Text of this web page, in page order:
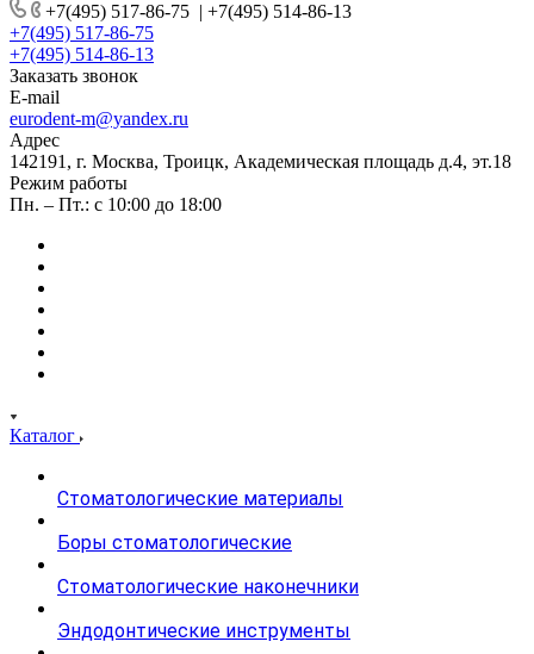
+7(495) 517-86-75 | +7(495) 514-86-13
+7(495) 517-86-75
+7(495) 514-86-13
Заказать звонок
E-mail
eurodent-m@yandex.ru
Адрес
142191, г. Москва, Троицк, Академическая площадь д.4, эт.18
Режим работы
Пн. – Пт.: с 10:00 до 18:00
Каталог
Стоматологические материалы
Боры стоматологические
Стоматологические наконечники
Эндодонтические инструменты